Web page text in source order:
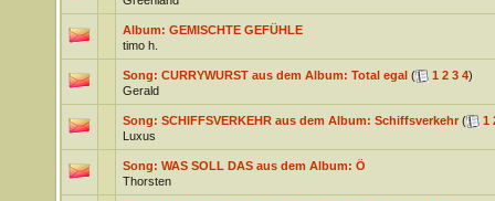
Album: GEMISCHTE GEFÜHLE
timo h.
Song: CURRYWURST aus dem Album: Total egal ( 1 2 3 4)
Gerald
Song: SCHIFFSVERKEHR aus dem Album: Schiffsverkehr ( 1
Luxus
Song: WAS SOLL DAS aus dem Album: Ö
Thorsten